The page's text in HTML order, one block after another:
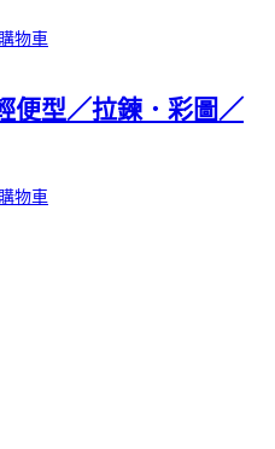
物車
便型／拉鍊．彩圖／
物車